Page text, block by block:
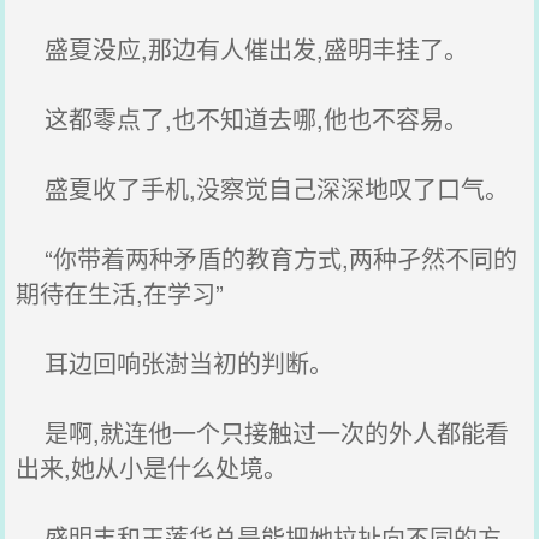
盛夏没应,那边有人催出发,盛明丰挂了。
这都零点了,也不知道去哪,他也不容易。
盛夏收了手机,没察觉自己深深地叹了口气。
“你带着两种矛盾的教育方式,两种孑然不同的
期待在生活,在学习”
耳边回响张澍当初的判断。
是啊,就连他一个只接触过一次的外人都能看
出来,她从小是什么处境。